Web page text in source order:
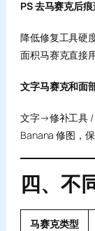
PS 去马赛克后
降低修复工具硬
面积马赛克直接
文字马赛克和面
文字→修补工具
Banana 修图，
四、不
马赛克类型